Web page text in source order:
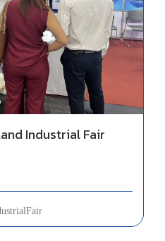
Industrial Fair
Fair